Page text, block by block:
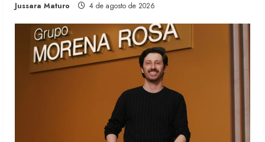
Jussara Maturo 4 de agosto de 2026